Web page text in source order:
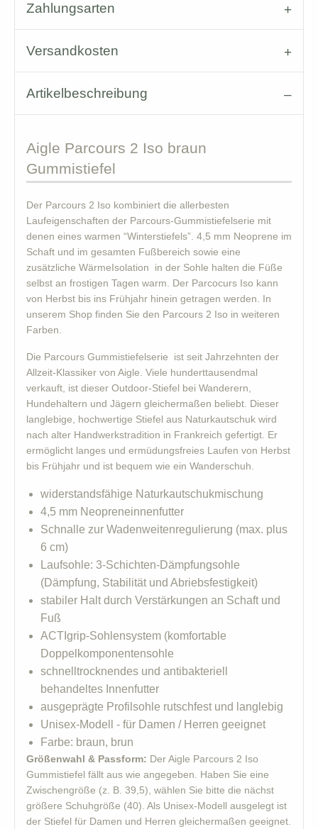
Zahlungsarten
Versandkosten
Artikelbeschreibung
Aigle Parcours 2 Iso braun
Gummistiefel
Der Parcours 2 Iso kombiniert die allerbesten
Laufeigenschaften der Parcours-Gummistiefelserie mit
denen eines warmen “Winterstiefels”. 4,5 mm Neoprene im
Schaft und im gesamten Fußbereich sowie eine
zusätzliche WärmeIsolation in der Sohle halten die Füße
selbst an frostigen Tagen warm. Der Parcocurs Iso kann
von Herbst bis ins Frühjahr hinein getragen werden. In
unserem Shop finden Sie den Parcours 2 Iso in weiteren
Farben.
Die Parcours Gummistiefelserie ist seit Jahrzehnten der
Allzeit-Klassiker von Aigle. Viele hunderttausendmal
verkauft, ist dieser Outdoor-Stiefel bei Wanderern,
Hundehaltern und Jägern gleichermaßen beliebt. Dieser
langlebige, hochwertige Stiefel aus Naturkautschuk wird
nach alter Handwerkstradition in Frankreich gefertigt. Er
ermöglicht langes und ermüdungsfreies Laufen von Herbst
bis Frühjahr und ist bequem wie ein Wanderschuh.
widerstandsfähige Naturkautschukmischung
4,5 mm Neopreneinnenfutter
Schnalle zur Wadenweitenregulierung (max. plus
6 cm)
Laufsohle: 3-Schichten-Dämpfungsohle
(Dämpfung, Stabilität und Abriebsfestigkeit)
stabiler Halt durch Verstärkungen an Schaft und
Fuß
ACTIgrip-Sohlensystem (komfortable
Doppelkomponentensohle
schnelltrocknendes und antibakteriell
behandeltes Innenfutter
ausgeprägte Profilsohle rutschfest und langlebig
Unisex-Modell - für Damen / Herren geeignet
Farbe: braun, brun
Größenwahl & Passform: Der Aigle Parcours 2 Iso
Gummistiefel fällt aus wie angegeben. Haben Sie eine
Zwischengröße (z. B. 39,5), wählen Sie bitte die nächst
größere Schuhgröße (40). Als Unisex-Modell ausgelegt ist
der Stiefel für Damen und Herren gleichermaßen geeignet.